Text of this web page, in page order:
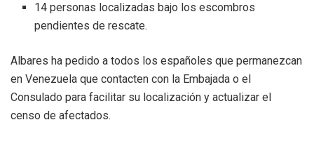
14 personas localizadas bajo los escombros
pendientes de rescate.
Albares ha pedido a todos los españoles que permanezcan
en Venezuela que contacten con la Embajada o el
Consulado para facilitar su localización y actualizar el
censo de afectados.